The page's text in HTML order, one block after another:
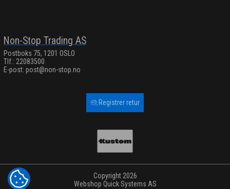
Non-Stop Trading AS
Postboks 75, 1201 OSLO
Tlf.: 22083500
E-post: post@non-stop.no
Registrer retur
Copyright 2026
Webshop Quick Systems AS
COOKIE-INNSTILLINGER